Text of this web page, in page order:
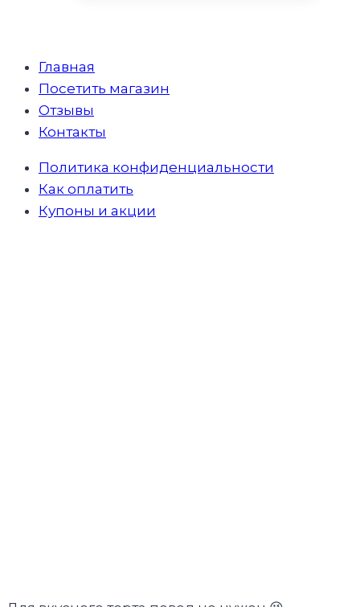
Главная
Посетить магазин
Отзывы
Контакты
Политика конфиденциальности
Как оплатить
Купоны и акции